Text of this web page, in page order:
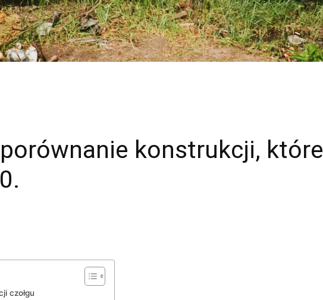
konstrukcji, które
czołgu